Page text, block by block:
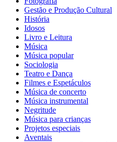
Gestão e Produção Cultural
História
Idosos
Livro e Leitura
Música
Música popular
Sociologia
Teatro e Dança
Filmes e Espetáculos
Música de concerto
Música instrumental
Negritude
Música para crianças
Projetos especiais
Aventais